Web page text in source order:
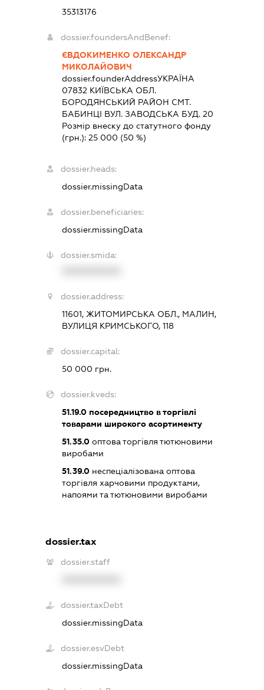
35313176
dossier.foundersAndBenef:
ЄВДОКИМЕНКО ОЛЕКСАНДР
МИКОЛАЙОВИЧ
dossier.founderAddressУКРАЇНА
07832 КИЇВСЬКА ОБЛ.
БОРОДЯНСЬКИЙ РАЙОН СМТ.
БАБИНЦІ ВУЛ. ЗАВОДСЬКА БУД. 20
Розмір внеску до статутного фонду
(грн.):25 000 (50 %)
dossier.heads:
dossier.missingData
dossier.beneficiaries:
dossier.missingData
dossier.smida:
dossier.address:
11601, ЖИТОМИРСЬКА ОБЛ., МАЛИН,
ВУЛИЦЯ КРИМСЬКОГО, 118
dossier.capital:
50 000 грн.
dossier.kveds:
51.19.0 посередництво в торгівлі
товарами широкого асортименту
51.35.0 оптова торгівля тютюновими
виробами
51.39.0 неспеціалізована оптова
торгівля харчовими продуктами,
напоями та тютюновими виробами
dossier.tax
dossier.staff
dossier.taxDebt
dossier.missingData
dossier.esvDebt
dossier.missingData